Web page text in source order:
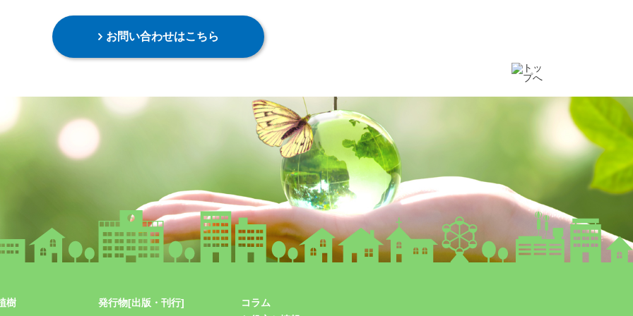
お問い合わせはこちら
樹 発行物[出版・刊行]
コラム